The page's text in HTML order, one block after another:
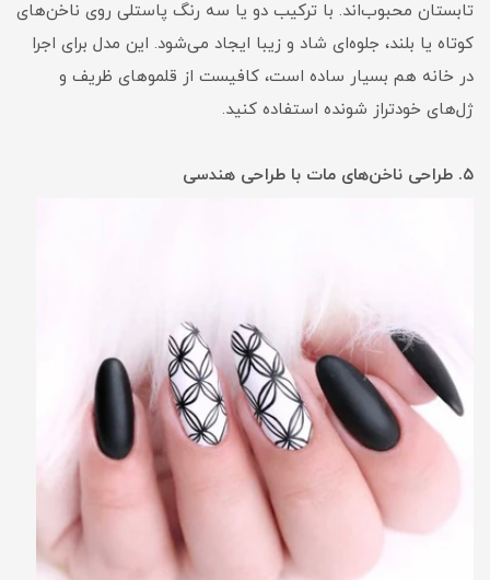
تابستان محبوب‌اند. با ترکیب دو یا سه رنگ پاستلی روی ناخن‌های
کوتاه یا بلند، جلوه‌ای شاد و زیبا ایجاد می‌شود. این مدل برای اجرا
در خانه هم بسیار ساده است، کافیست از قلموهای ظریف و
ژل‌های خودتراز شونده استفاده کنید.
۵. طراحی ناخن‌های مات با طراحی هندسی